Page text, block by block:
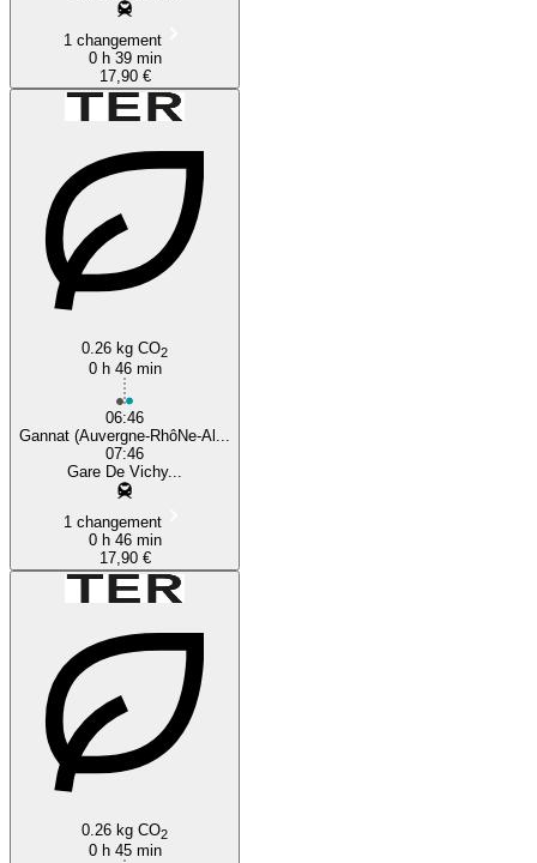
1 changement
0 h 39 min
17,90 €
0.26 kg CO2
0 h 46 min
06:46
Gannat (Auvergne-RhôNe-Al...
07:46
Gare De Vichy...
1 changement
0 h 46 min
17,90 €
0.26 kg CO2
0 h 45 min